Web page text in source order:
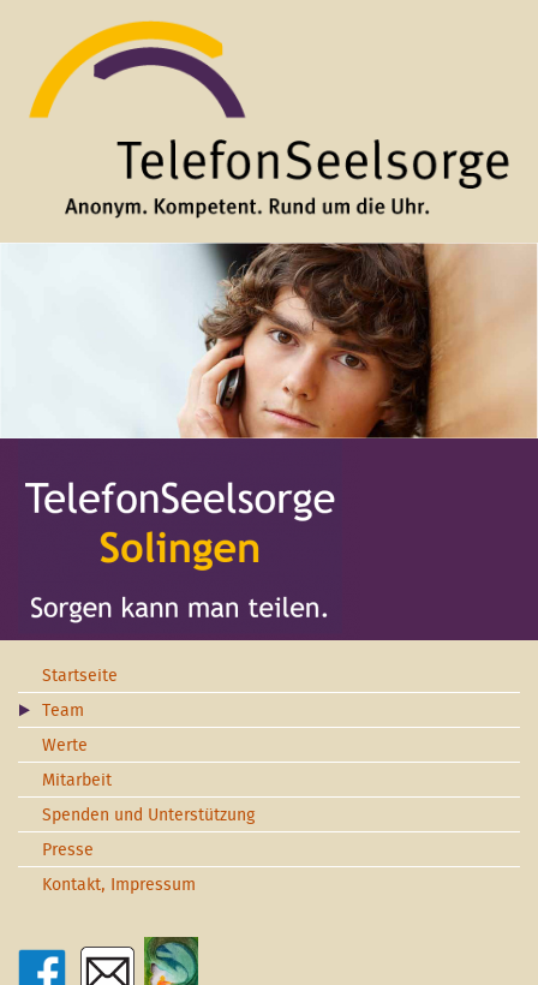
Startseite
Team
Werte
Mitarbeit
Spenden und Unterstützung
Presse
Kontakt, Impressum